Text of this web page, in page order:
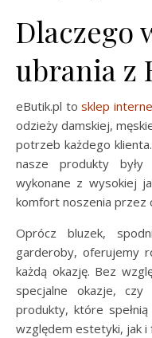
Dlaczego
ubrania z
eButik.pl tosklep
odzieży damskiej,
potrzeb każdego
nasze produkty
wykonane z wysokiej
komfort noszenia przez
Oprócz bluzek,
garderoby, oferujemy
każdą okazję. Bez
specjalne okazje,
produkty, które
względem estetyki, jak i